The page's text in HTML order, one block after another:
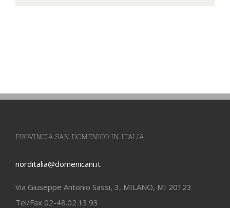
PROVINCIA SAN DOMENICO IN ITALIA
norditalia@domenicani.it
Via Giuseppe Antonio Sassi, 3, MILANO, MI 20123
Tel/Fax 02-48.02.13.93